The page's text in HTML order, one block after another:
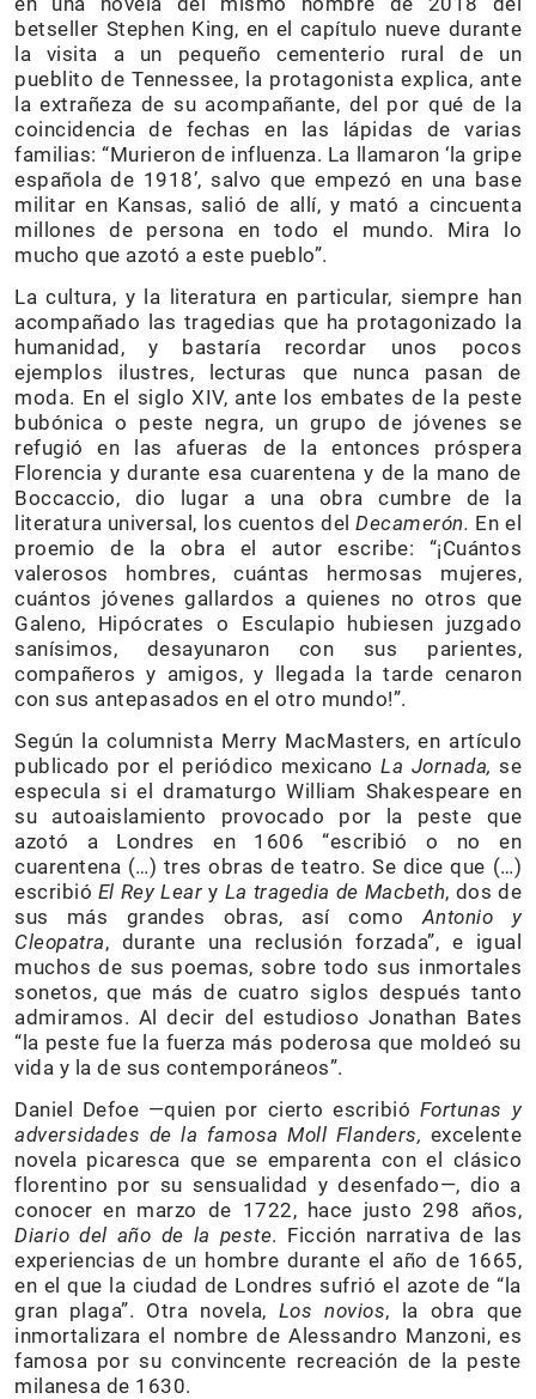
betseller Stephen King, en el capítulo nueve durante
la visita a un pequeño cementerio rural de un
pueblito de Tennessee, la protagonista explica, ante
la extrañeza de su acompañante, del por qué de la
coincidencia de fechas en las lápidas de varias
familias: “Murieron de influenza. La llamaron ‘la gripe
española de 1918’, salvo que empezó en una base
militar en Kansas, salió de allí, y mató a cincuenta
millones de persona en todo el mundo. Mira lo
mucho que azotó a este pueblo”.
La cultura, y la literatura en particular, siempre han
acompañado las tragedias que ha protagonizado la
humanidad, y bastaría recordar unos pocos
ejemplos ilustres, lecturas que nunca pasan de
moda. En el siglo XIV, ante los embates de la peste
bubónica o peste negra, un grupo de jóvenes se
refugió en las afueras de la entonces próspera
Florencia y durante esa cuarentena y de la mano de
Boccaccio, dio lugar a una obra cumbre de la
literatura universal, los cuentos delDecamerón. En el
proemio de la obra el autor escribe: “¡Cuántos
valerosos hombres, cuántas hermosas mujeres,
cuántos jóvenes gallardos a quienes no otros que
Galeno, Hipócrates o Esculapio hubiesen juzgado
sanísimos, desayunaron con sus parientes,
compañeros y amigos, y llegada la tarde cenaron
con sus antepasados en el otro mundo!”.
Según la columnista Merry MacMasters, en artículo
publicado por el periódico mexicanoLa Jornada,se
especula si el dramaturgo William Shakespeare en
su autoaislamiento provocado por la peste que
azotó a Londres en 1606 “escribió o no en
cuarentena (…) tres obras de teatro. Se dice que (…)
escribió El Rey Lear y La tragedia de Macbeth, dos de
sus más grandes obras, así como Antonio y
Cleopatra, durante una reclusión forzada”, e igual
muchos de sus poemas, sobre todo sus inmortales
sonetos, que más de cuatro siglos después tanto
admiramos. Al decir del estudioso Jonathan Bates
“la peste fue la fuerza más poderosa que moldeó su
vida y la de sus contemporáneos”.
Daniel Defoe —quien por cierto escribió Fortunas y
adversidades de la famosa Moll Flanders, excelente
novela picaresca que se emparenta con el clásico
florentino por su sensualidad y desenfado—, dio a
conocer en marzo de 1722, hace justo 298 años,
Diario del año de la peste. Ficción narrativa de las
experiencias de un hombre durante el año de 1665,
en el que la ciudad de Londres sufrió el azote de “la
gran plaga”. Otra novela, Los novios, la obra que
inmortalizara el nombre de Alessandro Manzoni, es
famosa por su convincente recreación de la peste
milanesa de 1630.